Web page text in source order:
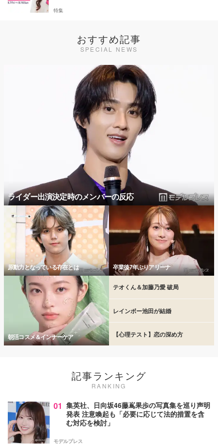
特集
おすすめ記事
SPECIAL NEWS
ライダー出演決定時のメンバーの反応
原動力となっている存在とは 卒業後7年ぶりアリーナ
朝活コスメ＆インナーケア
テオくん＆加藤乃愛 破局
レインボー池田が結婚
【心理テスト】恋の深め方
記事ランキング
RANKING
01 集英社、日向坂46藤嶌果歩の写真集を巡り声明
発表 注意喚起も「必要に応じて法的措置を含
む対応を検討」
モデルプレス